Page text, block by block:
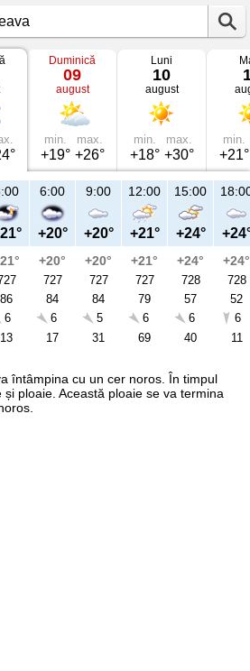
Duminică
09
august
min.
+19°
max.
+26°
Luni
10
august
min.
+18°
max.
+30°
min.
+21°
86
6
13
6:00
+20°
+20°
727
84
6
17
9:00
+20°
+20°
727
84
5
31
12:00
+21°
+21°
727
79
6
69
15:00
+24°
+24°
728
57
6
40
+24°
728
52
6
11
întâmpina cu un cer noros. În timpul
ploaie. Această ploaie se va termina